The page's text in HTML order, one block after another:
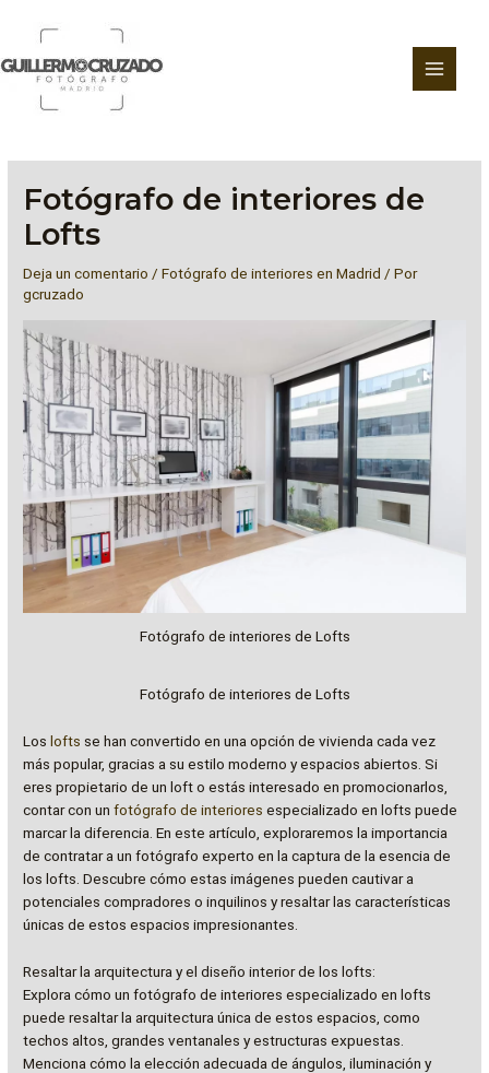
contenido
Fotógrafo de interiores de
Lofts
Deja un comentario /Fotógrafo de interiores en Madrid / Por
gcruzado
Fotógrafo de interiores de Lofts
Fotógrafo de interiores de Lofts
Loslofts se han convertido en una opción de vivienda cada vez
más popular, gracias a su estilo moderno y espacios abiertos. Si
eres propietario de un loft o estás interesado en promocionarlos,
contar con un fotógrafo de interiores especializado en lofts puede
marcar la diferencia. En este artículo, exploraremos la importancia
de contratar a un fotógrafo experto en la captura de la esencia de
los lofts. Descubre cómo estas imágenes pueden cautivar a
potenciales compradores o inquilinos y resaltar las características
únicas de estos espacios impresionantes.
Resaltar la arquitectura y el diseño interior de los lofts:
Explora cómo un fotógrafo de interiores especializado en lofts
puede resaltar la arquitectura única de estos espacios, como
techos altos, grandes ventanales y estructuras expuestas.
Menciona cómo la elección adecuada de ángulos, iluminación y